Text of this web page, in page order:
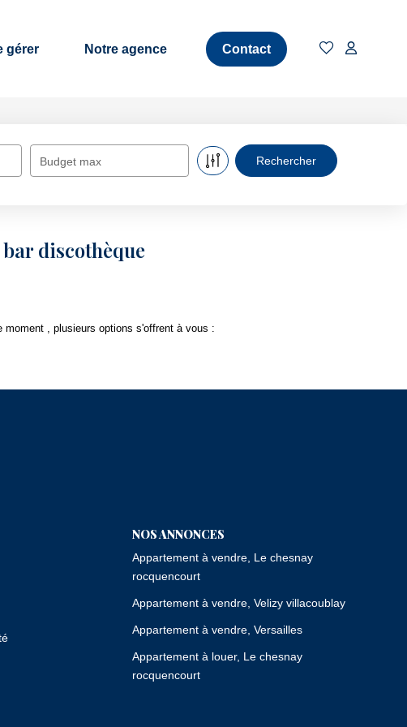
gérer Notre agence Contact
Budget max
discothèque
, plusieurs options s'offrent à vous :
NOS ANNONCES
Appartement à vendre, Le chesnay
rocquencourt
Appartement à vendre, Velizy villacoublay
Appartement à vendre, Versailles
Appartement à louer, Le chesnay
rocquencourt